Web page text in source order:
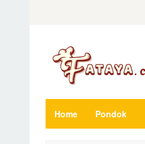
Home Pondok